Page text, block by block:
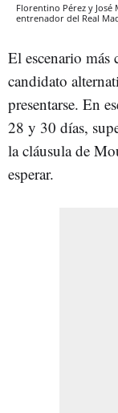
Florentino Pérez y
entrenador del Real
El escenario más
candidato
presentarse. En
28 y 30 días,
la cláusula de
esperar.